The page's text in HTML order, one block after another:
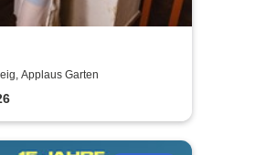
Applaus Garten